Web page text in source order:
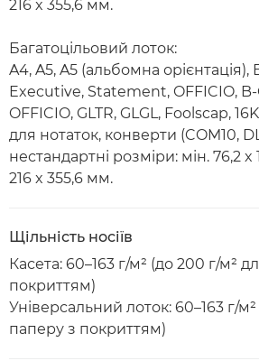
216 x 355,6 мм.
Багатоцільовий лоток:
A4, A5, A5 (альбомна орієнтація),
Executive, Statement, OFFICIO, B-
OFFICIO, GLTR, GLGL, Foolscap,
для нотаток, конверти (COM10,
нестандартні розміри: мін. 76,2 x
216 x 355,6 мм.
Щільність носіїв
Касета: 60–163 г/м² (до 200 г/м²
покриттям)
Універсальний лоток: 60–163 г/
паперу з покриттям)